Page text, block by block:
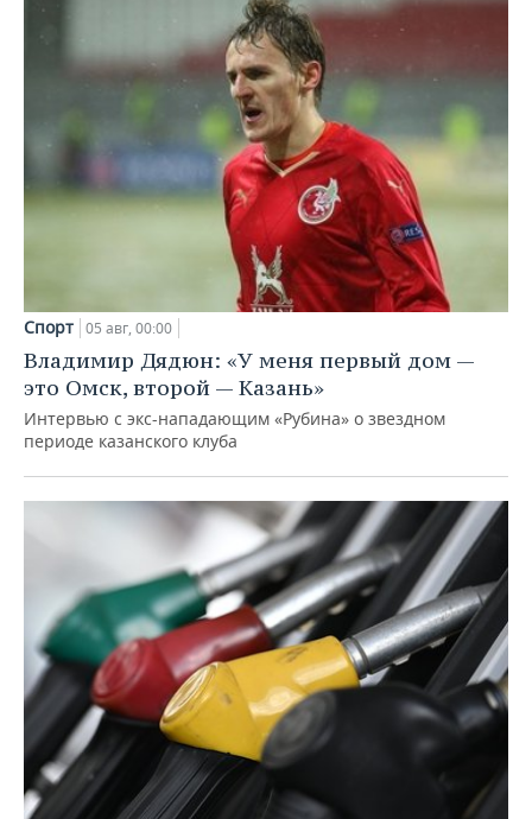
Спорт 05 авг, 00:00
Владимир Дядюн: «У меня первый дом —
это Омск, второй — Казань»
Интервью с экс-нападающим «Рубина» о звездном
периоде казанского клуба